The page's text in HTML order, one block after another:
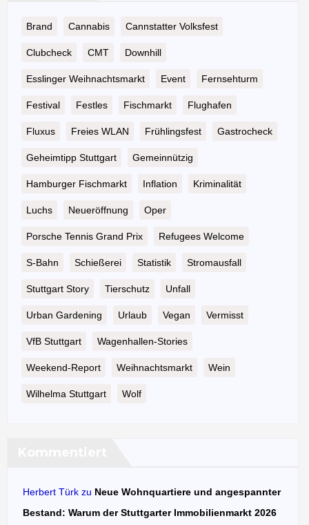
Brand Cannabis Cannstatter Volksfest
Clubcheck CMT Downhill
Esslinger Weihnachtsmarkt Event Fernsehturm
Festival Festles Fischmarkt Flughafen
Fluxus Freies WLAN Frühlingsfest Gastrocheck
Geheimtipp Stuttgart Gemeinnützig
Hamburger Fischmarkt Inflation Kriminalität
Luchs Neueröffnung Oper
Porsche Tennis Grand Prix Refugees Welcome
S-Bahn Schießerei Statistik Stromausfall
Stuttgart Story Tierschutz Unfall
Urban Gardening Urlaub Vegan Vermisst
VfB Stuttgart Wagenhallen-Stories
Weekend-Report Weihnachtsmarkt Wein
Wilhelma Stuttgart Wolf
Herbert Türk zu Neue Wohnquartiere und angespannter
Bestand: Warum der Stuttgarter Immobilienmarkt 2026